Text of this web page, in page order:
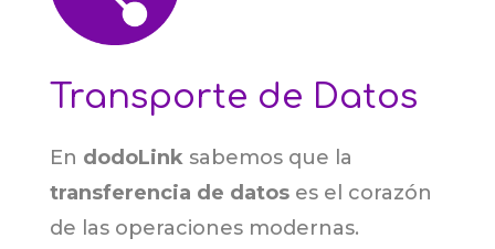
Transporte de Datos
En dodoLinksabemos que la
transferencia de datoses el corazón
de las operaciones modernas.